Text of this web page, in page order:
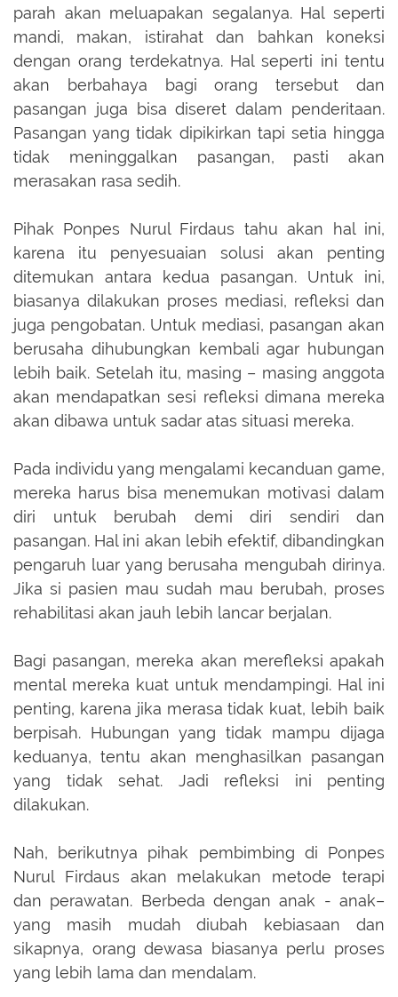
parah akan meluapakan segalanya. Hal seperti
mandi, makan, istirahat dan bahkan koneksi
dengan orang terdekatnya. Hal seperti ini tentu
akan berbahaya bagi orang tersebut dan
pasangan juga bisa diseret dalam penderitaan.
Pasangan yang tidak dipikirkan tapi setia hingga
tidak meninggalkan pasangan, pasti akan
merasakan rasa sedih.
Pihak Ponpes Nurul Firdaus tahu akan hal ini,
karena itu penyesuaian solusi akan penting
ditemukan antara kedua pasangan. Untuk ini,
biasanya dilakukan proses mediasi, refleksi dan
juga pengobatan. Untuk mediasi, pasangan akan
berusaha dihubungkan kembali agar hubungan
lebih baik. Setelah itu, masing – masing anggota
akan mendapatkan sesi refleksi dimana mereka
akan dibawa untuk sadar atas situasi mereka.
Pada individu yang mengalami kecanduan game,
mereka harus bisa menemukan motivasi dalam
diri untuk berubah demi diri sendiri dan
pasangan. Hal ini akan lebih efektif, dibandingkan
pengaruh luar yang berusaha mengubah dirinya.
Jika si pasien mau sudah mau berubah, proses
rehabilitasi akan jauh lebih lancar berjalan.
Bagi pasangan, mereka akan merefleksi apakah
mental mereka kuat untuk mendampingi. Hal ini
penting, karena jika merasa tidak kuat, lebih baik
berpisah. Hubungan yang tidak mampu dijaga
keduanya, tentu akan menghasilkan pasangan
yang tidak sehat. Jadi refleksi ini penting
dilakukan.
Nah, berikutnya pihak pembimbing di Ponpes
Nurul Firdaus akan melakukan metode terapi
dan perawatan. Berbeda dengan anak - anak–
yang masih mudah diubah kebiasaan dan
sikapnya, orang dewasa biasanya perlu proses
yang lebih lama dan mendalam.